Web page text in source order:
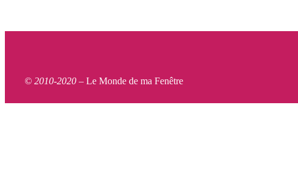
© 2010-2020 – Le Monde de ma Fenêtre